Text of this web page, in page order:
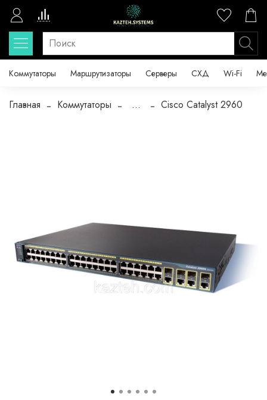
Коммутаторы Маршрутизаторы Серверы СХД Wi-Fi
Главная Коммутаторы ... Cisco Catalyst 2960